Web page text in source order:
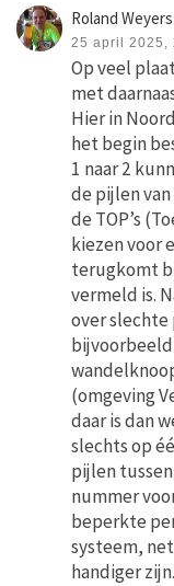
Roland Weyers
25 april 2025,
Op veel
met
Hier in
het begin
1 naar 2
de pijlen
de TOP’s
kiezen voor
terugkomt
vermeld is.
over
bijvoorbeeld
(omgeving
daar is dan
slechts op
pijlen
nummer
beperkte
systeem,
handiger zijn.